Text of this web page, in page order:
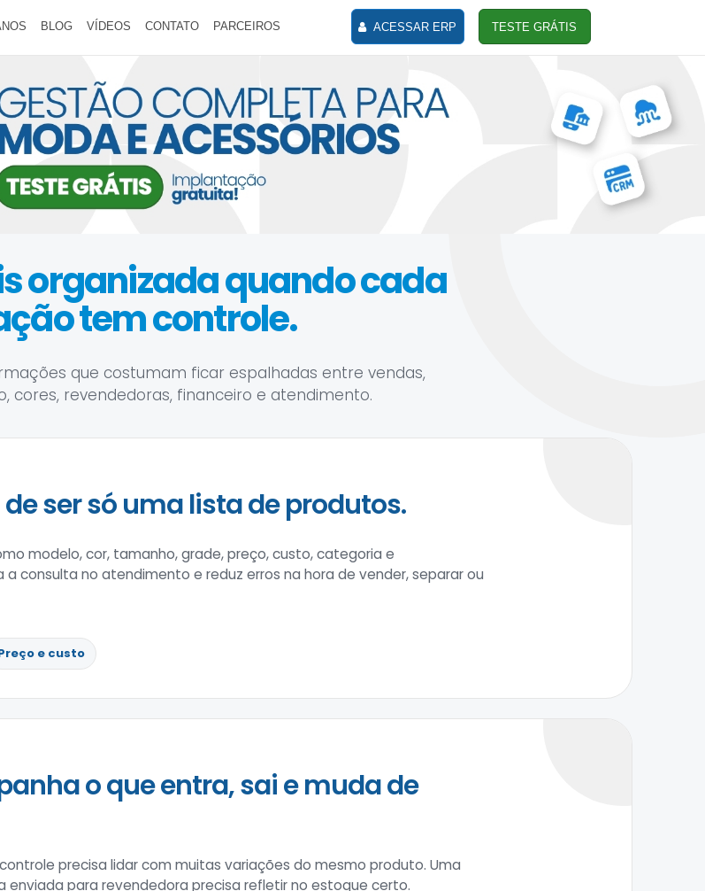
BLOG VÍDEOS CONTATO PARCEIROS ACESSAR ERP TESTE GRÁTIS
organizada quando cada
tem controle.
que costumam ficar espalhadas entre vendas,
cores, revendedoras, financeiro e atendimento.
ser só uma lista de produtos.
modelo, cor, tamanho, grade, preço, custo, categoria e
consulta no atendimento e reduz erros na hora de vender, separar ou
e custo
o que entra, sai e muda de
precisa lidar com muitas variações do mesmo produto. Uma
enviada para revendedora precisa refletir no estoque certo.